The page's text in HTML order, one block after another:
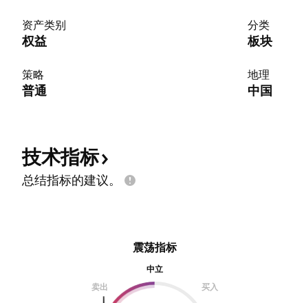
资产类别
权益
分类
板块
策略
普通
地理
中国
技术指标
总结指标的建议。
震荡指标
中立
卖出
买入